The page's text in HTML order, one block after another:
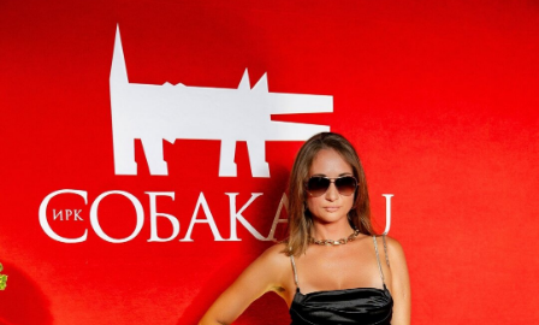
Lamare , «Гордо», «Я Деловая», «Техно |
кухни», «Никовенд», КОРСО
резиденция, AE light, «Лесная
резиденция», Tank, АН «Слобода», МВ
Групп